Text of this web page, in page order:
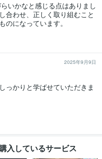
いかなと感じる点はありまし
合わせ、正しく取り組むこと
のになっています。
2025年9月9日
っかりと学ばせていただきま
入しているサービス